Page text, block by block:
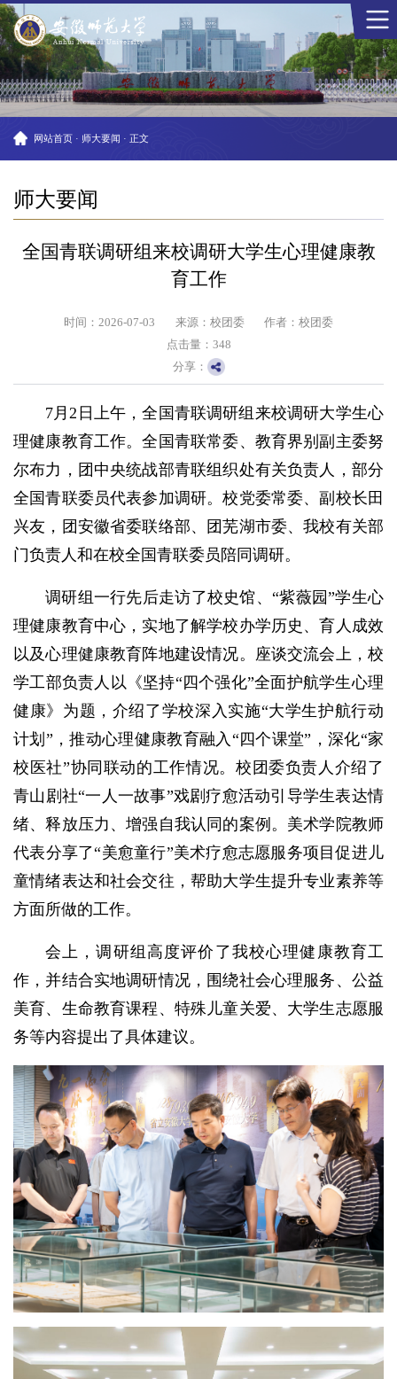
网站首页 · 师大要闻 · 正文
师大要闻
全国青联调研组来校调研大学生心理健康教
育工作
时间：2026-07-03 来源：校团委
作者：校团委
点击量： 348
分享：
7月2日上午，全国青联调研组来校调研大学生心
理健康教育工作。全国青联常委、教育界别副主委努
尔布力，团中央统战部青联组织处有关负责人，部分
全国青联委员代表参加调研。校党委常委、副校长田
兴友，团安徽省委联络部、团芜湖市委、我校有关部
门负责人和在校全国青联委员陪同调研。
调研组一行先后走访了校史馆、“紫薇园”学生心
理健康教育中心，实地了解学校办学历史、育人成效
以及心理健康教育阵地建设情况。座谈交流会上，校
学工部负责人以《坚持“四个强化”全面护航学生心理
健康》为题，介绍了学校深入实施“大学生护航行动
计划”，推动心理健康教育融入“四个课堂”，深化“家
校医社”协同联动的工作情况。校团委负责人介绍了
青山剧社“一人一故事”戏剧疗愈活动引导学生表达情
绪、释放压力、增强自我认同的案例。美术学院教师
代表分享了“美愈童行”美术疗愈志愿服务项目促进儿
童情绪表达和社会交往，帮助大学生提升专业素养等
方面所做的工作。
会上，调研组高度评价了我校心理健康教育工
作，并结合实地调研情况，围绕社会心理服务、公益
美育、生命教育课程、特殊儿童关爱、大学生志愿服
务等内容提出了具体建议。